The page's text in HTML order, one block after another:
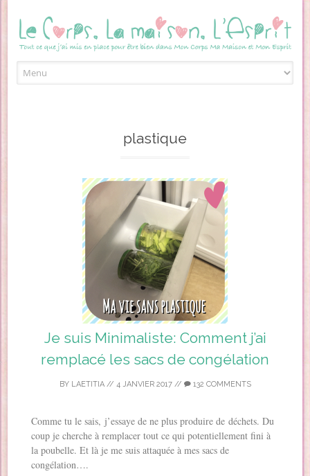
plastique
Je suis Minimaliste: Comment j’ai
remplacé les sacs de congélation
BY LAETITIA// 4 JANVIER 2017// 132 COMMENTS
Comme tu le sais, j’essaye de ne plus produire de déchets. Du
coup je cherche à remplacer tout ce qui potentiellement fini à
la poubelle. Et là je me suis attaquée à mes sacs de
congélation….